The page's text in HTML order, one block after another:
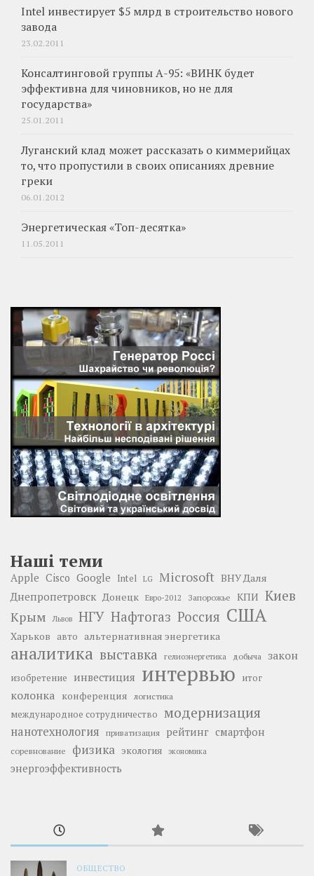
Intel инвестирует $5 млрд в строительство нового
завода
23.02.2011
Консалтинговой группы А-95: «ВИНК будет
эффективна для чиновников, но не для
государства»
25.01.2011
Луганский клад может рассказать о киммерийцах
то, что пропустили в своих описаниях древние
греки
06.01.2012
Энергетическая «Топ-десятка»
11.05.2011
Наші теми
Apple Cisco Google Intel LG Microsoft ВНУ Даля
Днепропетровск Донецк Евро-2012 Запорожье КПИ Киев
Крым Львов НГУ Нафтогаз Россия США
Харьков авто альтернативная энергетика
аналитика выставка гелиоэнергетика добыча закон
изобретение инвестиция интервью итог
колонка конференция логистика
международное сотрудничество модернизация
нанотехнология приватизация рейтинг смартфон
соревнование физика экология экономика
энергоэффективность
ОБЩЕСТВО